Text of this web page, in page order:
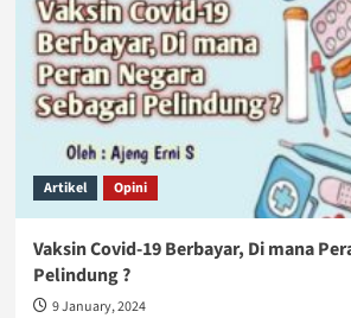
Artikel Opini
Vaksin Covid-19 Berbayar, Di mana
Pelindung ?
9 January, 2024